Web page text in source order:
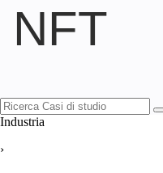
NFT
Industria
›